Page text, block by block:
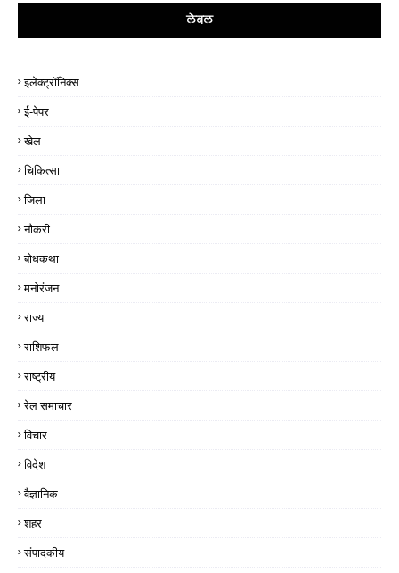
लेबल
इलेक्ट्रॉनिक्स
ई-पेपर
खेल
चिकित्सा
जिला
नौकरी
बोधकथा
मनोरंजन
राज्य
राशिफल
राष्ट्रीय
रेल समाचार
विचार
विदेश
वैज्ञानिक
शहर
संपादकीय